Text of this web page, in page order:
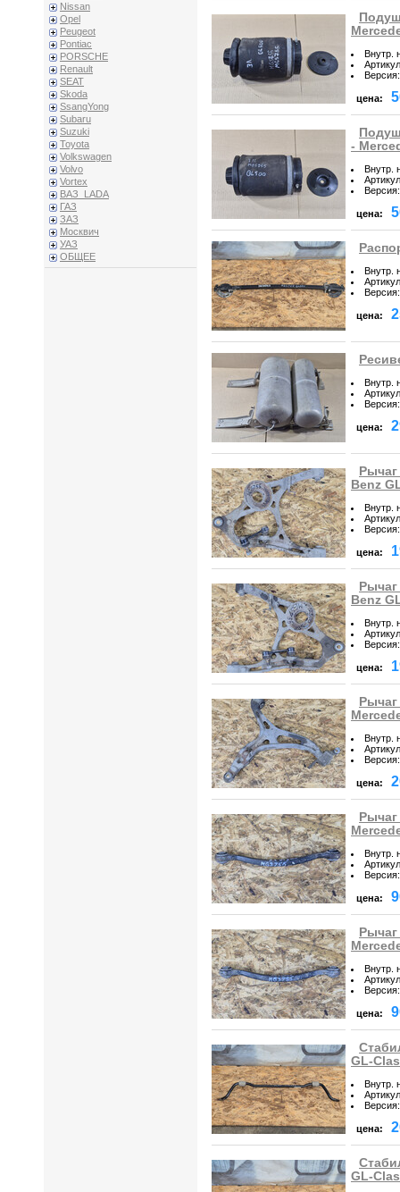
Nissan
Opel
Peugeot
Pontiac
PORSCHE
Renault
SEAT
Skoda
SsangYong
Subaru
Suzuki
Toyota
Volkswagen
Volvo
Vortex
ВАЗ_LADA
ГАЗ
ЗАЗ
Москвич
УАЗ
ОБЩЕЕ
Внутр.
Артикул
Версия:
цена:
-
Внутр.
Артикул
Версия:
цена:
Внутр.
Артикул
Версия:
цена:
Внутр.
Артикул
Версия:
цена:
Benz
Внутр.
Артикул
Версия:
цена:
Benz
Внутр.
Артикул
Версия:
цена:
Внутр.
Артикул
Версия:
цена:
Внутр.
Артикул
Версия:
цена:
Внутр.
Артикул
Версия:
цена:
GL-
Внутр.
Артикул
Версия:
цена:
GL-